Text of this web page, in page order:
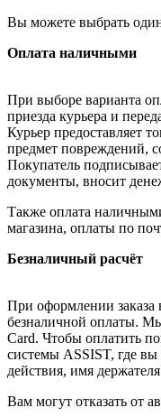
Вы можете выбрать
Оплата наличными
При выборе варианта
приезда курьера и
Курьер предоставляет
предмет повреждений,
Покупатель
документы, вносит
Также оплата
магазина, оплаты по
Безналичный расчёт
При оформлении заказа
безналичной оплаты.
Card. Чтобы оплатить
системы ASSIST, где
действия, имя
Вам могут отказать от